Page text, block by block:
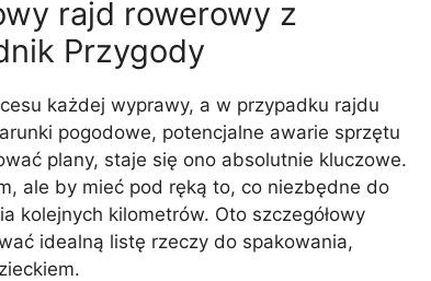
rajd rowerowy z
Przygody
każdej wyprawy, a w przypadku rajdu
pogodowe, potencjalne awarie sprzętu
plany, staje się ono absolutnie kluczowe.
ale by mieć pod ręką to, co niezbędne do
kolejnych kilometrów. Oto szczegółowy
idealną listę rzeczy do spakowania,